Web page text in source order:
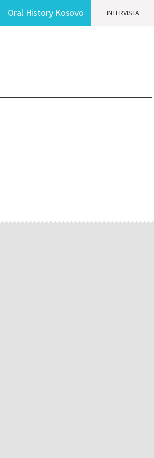
Oral History Kosovo INTERVISTA